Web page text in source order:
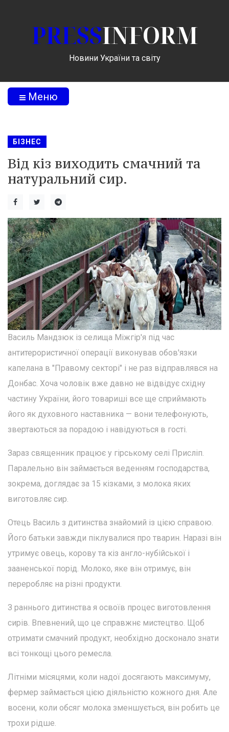
PRESSINFORM
Новини України та світу
Меню
БІЗНЕС
Від кіз виходить смачний та
натуральний сир.
Василь Мандзюк із селища Міжгір'я під час
антитерористичної операції виконував обов'язки
капелана в "Правому секторі" і не раз відправлявся на
Донбас. Хоча чоловік вже давно не відвідує східну
частину України, його товариші все ще сприймають
його як духовного наставника — вони телефонують,
звертаються за порадою і навідуються в гості.
Зараз священник працює у гірському селі Присліп.
Паралельно він займається веденням господарства,
зокрема, доглядає за 15 кізками, з молока яких
виготовляє сир.
Отець Василь з дитинства знайомий із цією справою.
Його батьки завжди піклувалися про тварин. Наразі він
утримує овець, корову та кіз англо-нубійської і
зааненської порід. Молоко, яке він отримує, він
переробляє на різні продукти.
З раннього дитинства я освоїв процес виготовлення
сирів. Впевнений, що це справжнє мистецтво. Щоб
отримати смачний продукт, необхідно досконало знати
всі тонкощі цього ремесла.
Літніми місяцями, коли надої досягають максимуму,
фермер займається цією діяльністю кожного дня. Але
восени, коли обсяг молока зменшується, він робить це
трохи рідше.